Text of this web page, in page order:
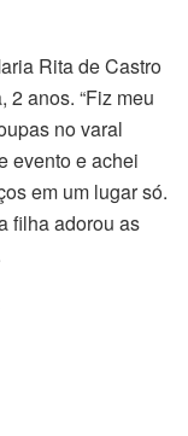
Rita de Castro
anos. “Fiz meu
no varal
evento e achei
em um lugar só.
filha adorou as